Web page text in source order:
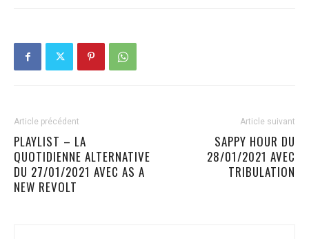
Article précédent
PLAYLIST – LA
QUOTIDIENNE ALTERNATIVE
DU 27/01/2021 AVEC AS A
NEW REVOLT
Article suivant
SAPPY HOUR DU
28/01/2021 AVEC
TRIBULATION